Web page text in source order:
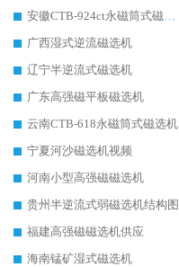
安徽CTB-924ct永磁筒式磁选机
广西湿式逆流磁选机
辽宁半逆流式磁选机
广东高强磁平板磁选机
云南CTB-618永磁筒式磁选机
宁夏河沙磁选机视频
河南小型高强磁磁选机
贵州半逆流式弱磁选机结构图
福建高强磁磁选机供应
海南锰矿湿式磁选机